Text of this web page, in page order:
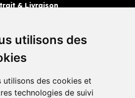
utilisons des
utilisons des cookies et
technologies de suivi
& Livraison
Livraisons
65 avis